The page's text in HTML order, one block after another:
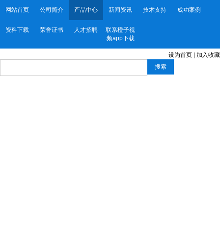
网站首页 公司简介 产品中心 新闻资讯 技术支持 成功案例
资料下载 荣誉证书 人才招聘
联系橙子视
频app下载
设为首页
加入收藏
搜索